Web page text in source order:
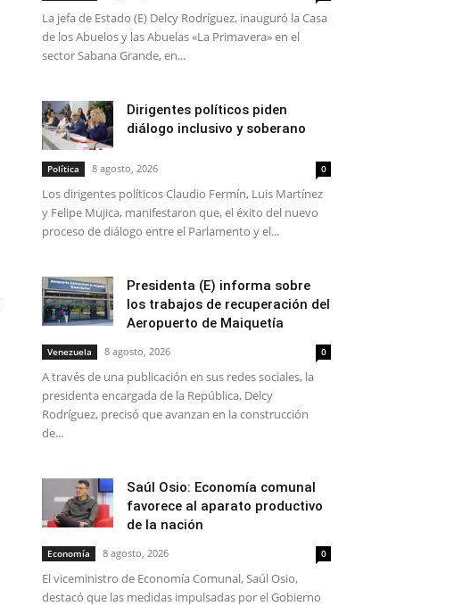
La jefa de Estado (E) Delcy Rodríguez, inauguró la Casa
de los Abuelos y las Abuelas «La Primavera» en el
sector Sabana Grande, en...
Dirigentes políticos piden
diálogo inclusivo y soberano
Política 8 agosto, 2026 0
Los dirigentes políticos Claudio Fermín, Luis Martínez
y Felipe Mujica, manifestaron que, el éxito del nuevo
proceso de diálogo entre el Parlamento y el...
Presidenta (E) informa sobre
los trabajos de recuperación del
Aeropuerto de Maiquetía
Venezuela 8 agosto, 2026 0
A través de una publicación en sus redes sociales, la
presidenta encargada de la República, Delcy
Rodríguez, precisó que avanzan en la construcción
de...
Saúl Osio: Economía comunal
favorece al aparato productivo
de la nación
Economía 8 agosto, 2026 0
El viceministro de Economía Comunal, Saúl Osio,
destacó que las medidas impulsadas por el Gobierno